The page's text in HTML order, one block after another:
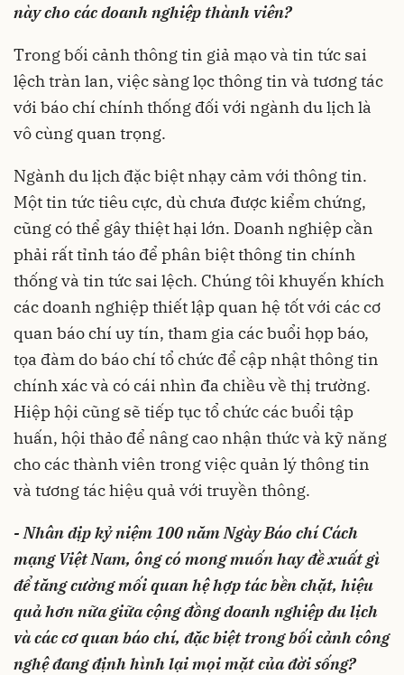
này cho các doanh nghiệp thành viên?
Trong bối cảnh thông tin giả mạo và tin tức sai
lệch tràn lan, việc sàng lọc thông tin và tương tác
với báo chí chính thống đối với ngành du lịch là
vô cùng quan trọng.
Ngành du lịch đặc biệt nhạy cảm với thông tin.
Một tin tức tiêu cực, dù chưa được kiểm chứng,
cũng có thể gây thiệt hại lớn. Doanh nghiệp cần
phải rất tỉnh táo để phân biệt thông tin chính
thống và tin tức sai lệch. Chúng tôi khuyến khích
các doanh nghiệp thiết lập quan hệ tốt với các cơ
quan báo chí uy tín, tham gia các buổi họp báo,
tọa đàm do báo chí tổ chức để cập nhật thông tin
chính xác và có cái nhìn đa chiều về thị trường.
Hiệp hội cũng sẽ tiếp tục tổ chức các buổi tập
huấn, hội thảo để nâng cao nhận thức và kỹ năng
cho các thành viên trong việc quản lý thông tin
và tương tác hiệu quả với truyền thông.
- Nhân dịp kỷ niệm 100 năm Ngày Báo chí Cách
mạng Việt Nam, ông có mong muốn hay đề xuất gì
để tăng cường mối quan hệ hợp tác bền chặt, hiệu
quả hơn nữa giữa cộng đồng doanh nghiệp du lịch
và các cơ quan báo chí, đặc biệt trong bối cảnh công
nghệ đang định hình lại mọi mặt của đời sống?